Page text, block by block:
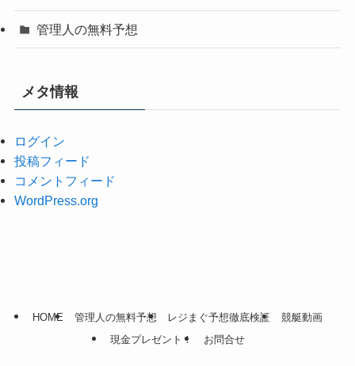
管理人の無料予想
メタ情報
ログイン
投稿フィード
コメントフィード
WordPress.org
HOME 管理人の無料予想 レジまぐ予想徹底検証
競艇動画
現金プレゼント！
お問合せ